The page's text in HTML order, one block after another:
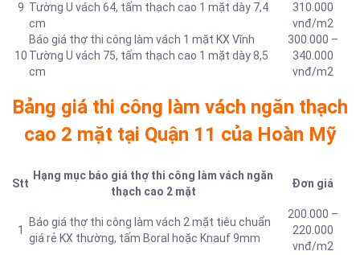
9 Tường U vách 64, tấm thạch cao 1 mặt dày 7,4
cm
310.000
vnđ/m2
10
Báo giá thợ thi công làm vách 1 mặt KX Vĩnh
Tường U vách 75, tấm thạch cao 1 mặt dày 8,5
cm
300.000 –
340.000
vnđ/m2
Bảng giá thi công làm vách ngăn thạch
cao 2 mặt tại Quận 11 của Hoàn Mỹ
Stt
Hạng mục báo giá thợ thi công làm vách ngăn
thạch cao 2 mặt
Đơn giá
1
Báo giá thợ thi công làm vách 2 mặt tiêu chuẩn
giá rẻ KX thường, tấm Boral hoặc Knauf 9mm
200.000 –
220.000
vnđ/m2